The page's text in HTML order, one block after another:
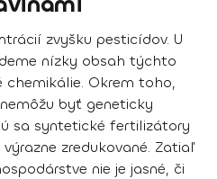
zvyšku pesticídov. U
nízky obsah týchto
Okrem toho,
byť geneticky
sa syntetické fertilizátory
zredukované. Zatiaľ
nie je jasné, či